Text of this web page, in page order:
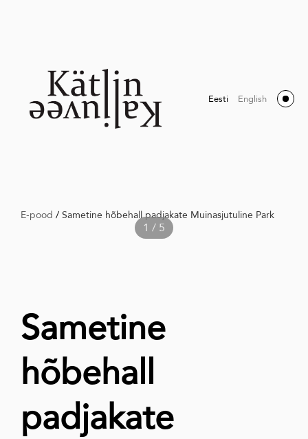
Eesti English
E-pood / Sametine hõbehall padjakate Muinasjutuline Park
1 / 5
Sametine
hõbehall
padjakate